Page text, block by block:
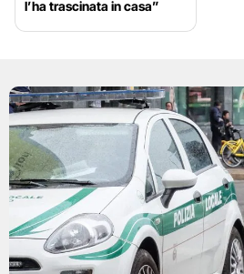
l’ha trascinata in casa”